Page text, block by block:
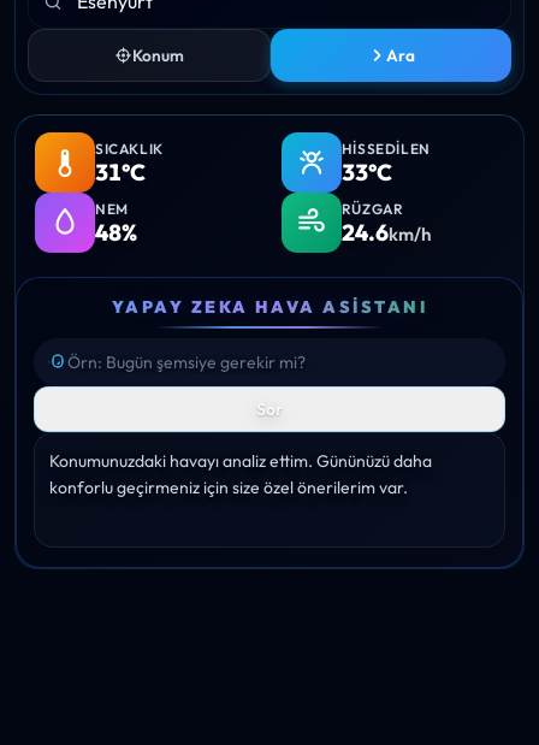
Konum Ara
31°C 33°C
NEM
48%
RÜZGAR
24.6km/h
YAPAY ZEKA HAVA ASISTANI
Sor
Konumunuzdaki havayı analiz ettim. Gününüzü daha
konforlu geçirmeniz için size özel önerilerim var.